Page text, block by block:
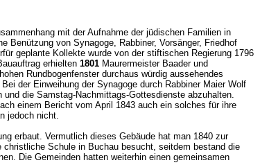
mit der Aufnahme der jüdischen Familien in
Benützung von Synagoge, Rabbiner, Vorsänger, Friedhof
geplante Kollekte wurde von der stiftischen Regierung 1796
erhielten 1801 Maurermeister Baader und
Rundbogenfenster durchaus würdig aussehendes
der Einweihung der Synagoge durch Rabbiner Maier Wolf
die Samstag-Nachmittags-Gottesdienste abzuhalten.
einem Bericht vom April 1843 auch ein solches für ihre
jedoch nicht.
erbaut. Vermutlich dieses Gebäude hat man 1840 zur
Schule in Buchau besucht, seitdem bestand die
Die Gemeinden hatten weiterhin einen gemeinsamen